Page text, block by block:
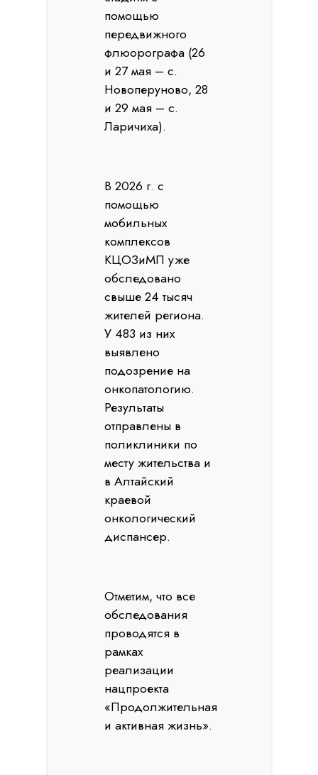
помощью
передвижного
флюорографа (26
и 27 мая – с.
Новоперуново, 28
и 29 мая – с.
Ларичиха).
В 2026 г. с
помощью
мобильных
комплексов
КЦОЗиМП уже
обследовано
свыше 24 тысяч
жителей региона.
У 483 из них
выявлено
подозрение на
онкопатологию.
Результаты
отправлены в
поликлиники по
месту жительства и
в Алтайский
краевой
онкологический
диспансер.
Отметим, что все
обследования
проводятся в
рамках
реализации
нацпроекта
«Продолжительная
и активная жизнь».